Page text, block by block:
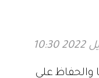
والحفاظ على